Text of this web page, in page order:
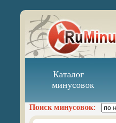
Каталог
минусовок
Поиск минусовок: